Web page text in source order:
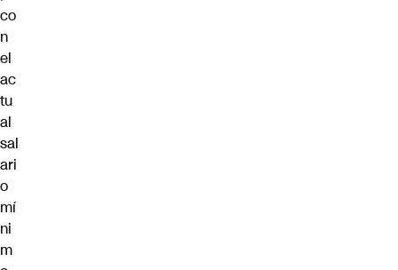
co
n
el
ac
tu
al
sal
ari
o
mí
ni
m